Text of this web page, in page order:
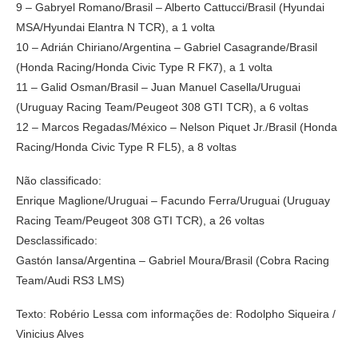
9 – Gabryel Romano/Brasil – Alberto Cattucci/Brasil (Hyundai
MSA/Hyundai Elantra N TCR), a 1 volta
10 – Adrián Chiriano/Argentina – Gabriel Casagrande/Brasil
(Honda Racing/Honda Civic Type R FK7), a 1 volta
11 – Galid Osman/Brasil – Juan Manuel Casella/Uruguai
(Uruguay Racing Team/Peugeot 308 GTI TCR), a 6 voltas
12 – Marcos Regadas/México – Nelson Piquet Jr./Brasil (Honda
Racing/Honda Civic Type R FL5), a 8 voltas
Não classificado:
Enrique Maglione/Uruguai – Facundo Ferra/Uruguai (Uruguay
Racing Team/Peugeot 308 GTI TCR), a 26 voltas
Desclassificado:
Gastón Iansa/Argentina – Gabriel Moura/Brasil (Cobra Racing
Team/Audi RS3 LMS)
Texto: Robério Lessa com informações de: Rodolpho Siqueira /
Vinicius Alves